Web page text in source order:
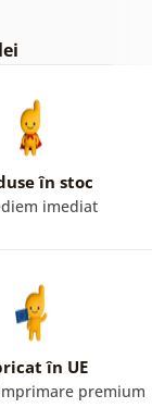
în stoc
imediat
în UE
premium